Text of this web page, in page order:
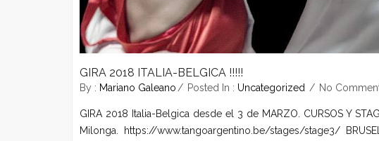
GIRA 2018 ITALIA-BELGICA !!!!!
By : Mariano Galeano Posted In : Uncategorized No
GIRA 2018 Italia-Belgica desde el 3 de MARZO. CURSOS Y
Milonga. https://www.tangoargentino.be/stages/stage3/